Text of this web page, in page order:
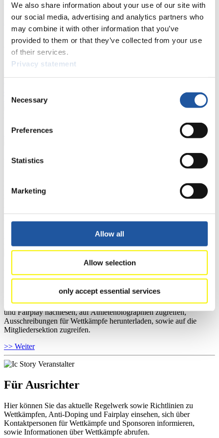
We also share information about your use of our site with
our social media, advertising and analytics partners who
may combine it with other information that you’ve
provided to them or that they’ve collected from your use
of their services.
Privacy statement
Selection
Necessary
Preferences
Statistics
Marketing
Allow all
Allow selection
only accept essential services
AktuellGesamtstände Statistiken
FIL LIVE TV
RodelnHighlights YOG Gangwon 2024
Tippspiel
Zielgruppen Anzeigen
Für Presse- und Medienvertreter
Hier finden Sie Informationen für Presse- und Medienvertreter. Sie
haben Zugriff auf Athletenbiographien und Informationen zu
Wettkämpfen. Außerdem können Sie Ihre Medienakkreditierung
Für Nationale Verbände
Hier können Sie sich über allgemeine Neuigkeiten informieren, das
aktuelle Regelwerk sowie Richtlinien zu Wettkämpfen, Anti-Doping
und Fairplay nachlesen, auf Athletenbiographien zugreifen,
Ausschreibungen für Wettkämpfe herunterladen, sowie auf die
Mitgliedersektion zugreifen.
>> Weiter
Für Ausrichter
Hier können Sie das aktuelle Regelwerk sowie Richtlinien zu
Wettkämpfen, Anti-Doping und Fairplay einsehen, sich über
Kontaktpersonen für Wettkämpfe und Sponsoren informieren,
sowie Informationen über Wettkämpfe abrufen.